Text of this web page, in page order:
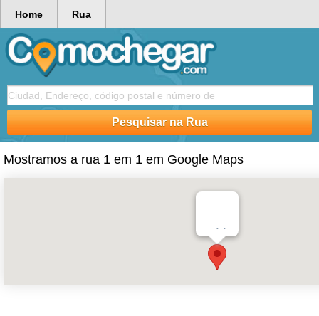
Home Rua
Mostramos a rua 1 em 1 em Google Maps
1 1